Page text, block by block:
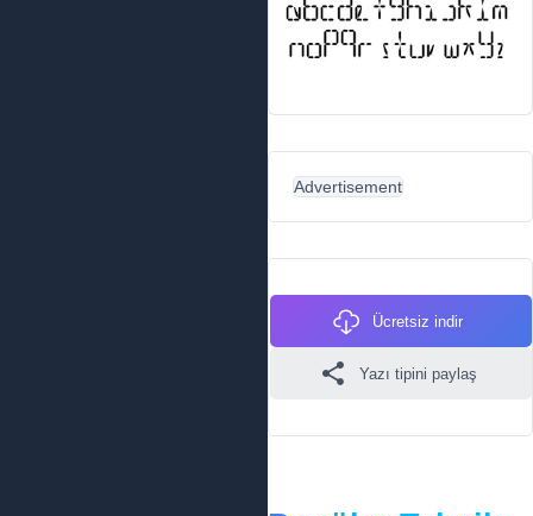
Advertisement
Ücretsiz indir
Yazı tipini paylaş